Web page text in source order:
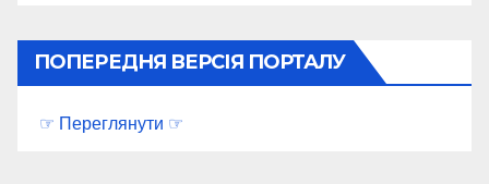
ПОПЕРЕДНЯ ВЕРСІЯ ПОРТАЛУ
☞ Переглянути ☞